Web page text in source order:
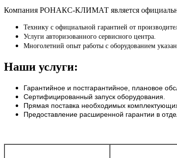
Компания РОНАКС-КЛИМАТ является
Технику с официальной гарантией от
Услуги авторизованного сервисного центра.
Многолетний опыт работы с оборудованием
Наши услуги:
Гарантийное и постгарантийное, плановое
Сертифицированный запуск оборудования.
Прямая поставка необходимых
Предоставление расширенной гарантии в